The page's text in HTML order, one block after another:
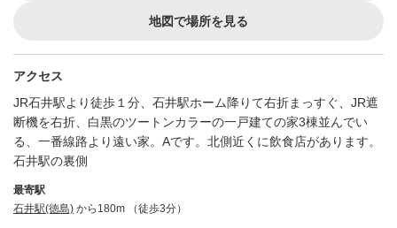
地図で場所を見る
アクセス
JR石井駅より徒歩１分、石井駅ホーム降りて右折まっすぐ、JR遮
断機を右折、白黒のツートンカラーの一戸建ての家3棟並んでい
る、一番線路より遠い家。Aです。北側近くに飲食店があります。
石井駅の裏側
最寄駅
石井駅(徳島) から180m （徒歩3分）